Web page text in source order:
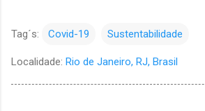
Tag´s: Covid-19 Sustentabilidade
Localidade: Rio de Janeiro, RJ, Brasil